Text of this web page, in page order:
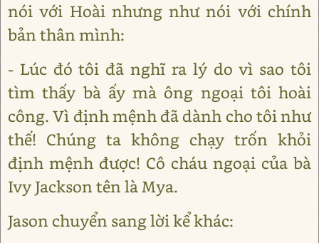
nói với Hoài nhưng như nói với chính
bản thân mình:
- Lúc đó tôi đã nghĩ ra lý do vì sao tôi
tìm thấy bà ấy mà ông ngoại tôi hoài
công. Vì định mệnh đã dành cho tôi như
thế! Chúng ta không chạy trốn khỏi
định mệnh được! Cô cháu ngoại của bà
Ivy Jackson tên là Mya.
Jason chuyển sang lời kể khác: